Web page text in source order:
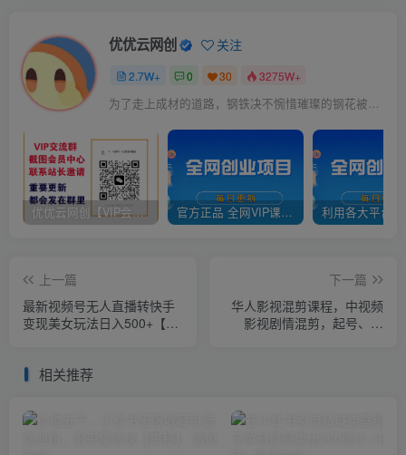
优优云网创 关注
2.7W+ 0 30 3275W+
为了走上成材的道路，钢铁决不惋惜璀璨的钢花被遗弃
优优云网创【VIP会员专属交流群】 官方正品 全网VIP课程 无损下载~
上一篇
最新视频号无人直播转快手
变现美女玩法日入500+【教
下一篇
华人影视混剪课程，中视频
影视剧情混剪，起号、养
相关推荐